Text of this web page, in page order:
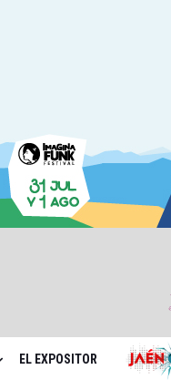
EL EXPOSITOR